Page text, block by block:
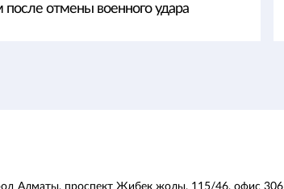
после отмены военного удара
Алматы, проспект Жибек жолы, 115/46, офис 306